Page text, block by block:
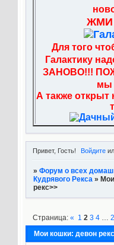
ЖМИ
Для того
Галактику
ЗАНОВО!!!
мы
А также
Привет, Гость! Войдите
» Форум о всех
Кудрявого Рекса »
рекс>>
Мои кошки: девон
Страница: « 1 2 3 4 …